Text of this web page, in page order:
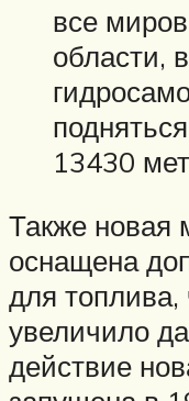
все
области,
13430
Также новая
оснащена
для
увеличило
действие